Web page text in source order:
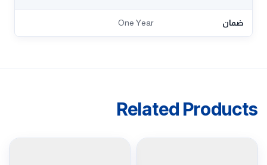
ضمان One Year
Related Products